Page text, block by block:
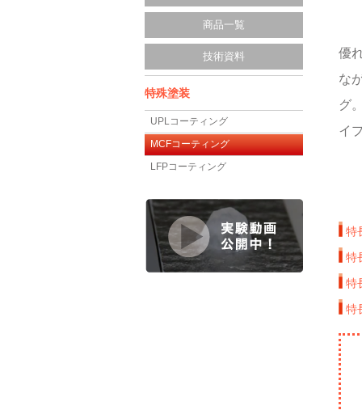
商品一覧
技術資料
特殊塗装
UPLコーティング
MCFコーティング
LFPコーティング
優
な
グ
イ
特
特
特
特